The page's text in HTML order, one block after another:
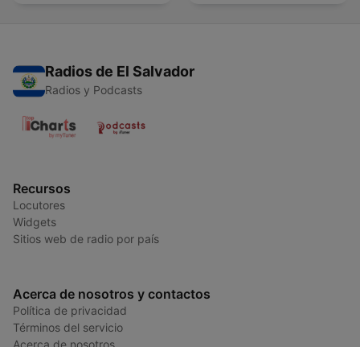
Radios de El Salvador
Radios y Podcasts
Recursos
Locutores
Widgets
Sitios web de radio por país
Acerca de nosotros y contactos
Política de privacidad
Términos del servicio